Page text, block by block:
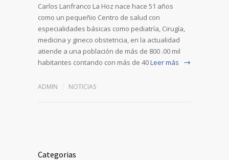
Carlos Lanfranco La Hoz nace hace 51 años
como un pequeñio Centro de salud con
especialidades básicas como pediatría, Cirugía,
medicina y gineco obstetricia, en la actualidad
atiende a una población de más de 800 .00 mil
habitantes contando con más de 40Leer más
ADMIN NOTICIAS
Categorias